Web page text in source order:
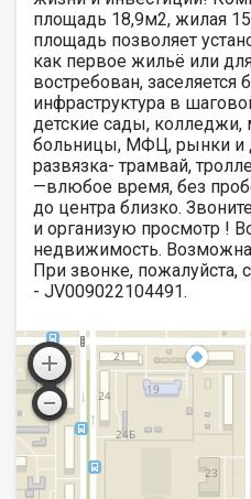
площадь 18,9м2, жилая
площадь позволяет
как первое жильё или
востребован, заселяется
инфраструктура в
детские сады, колледжи,
больницы, МФЦ, рынки и
развязка- трамвай,
—влюбое время, без
до центра близко.
и организую просмотр !
недвижимость.
При звонке, пожалуйста,
- JV009022104491.